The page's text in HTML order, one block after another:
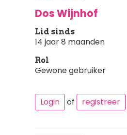
Dos Wijnhof
Lid sinds
14 jaar 8 maanden
Rol
Gewone gebruiker
Login of registreer